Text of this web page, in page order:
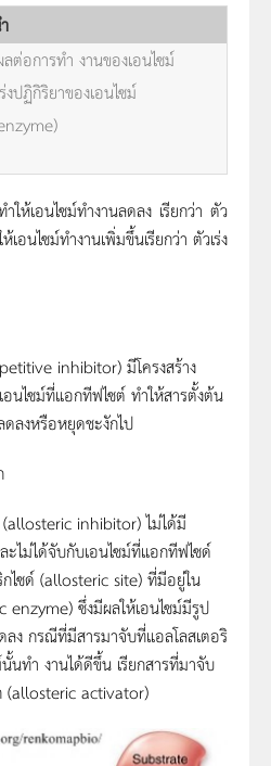
ต่อการทำ งานของเอนไซม์
งปฏิกิริยาของเอนไซม์
ให้เอนไซม์ทำงานลดลง เรียกว่า ตัว
อนไซม์ทำงานเพิ่มขึ้นเรียกว่า ตัวเร่ง
inhibitor) มีโครงสร้าง
นไซม์ที่แอกทีฟไซต์ ทำให้สารตั้งต้น
ดลงหรือหยุดชะงักไป
inhibitor) ไม่ได้มี
ะไม่ได้จับกับเอนไซม์ที่แอกทีฟไซด์
ไซด์ (allosteric site) ที่มีอยู่ใน
enzyme) ซึ่งมีผลให้เอนไซม์มีรูป
ลง กรณีที่มีสารมาจับที่แอลโลสเตอริ
นทำ งานได้ดีขึ้น เรียกสารที่มาจับ
(allosteric activator)